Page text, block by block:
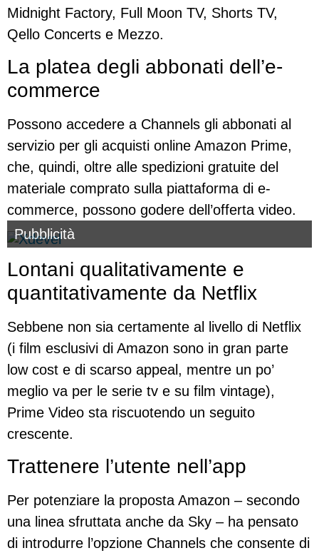
Midnight Factory, Full Moon TV, Shorts TV,
Qello Concerts e Mezzo.
La platea degli abbonati dell’e-
commerce
Possono accedere a Channels gli abbonati al
servizio per gli acquisti online Amazon Prime,
che, quindi, oltre alle spedizioni gratuite del
materiale comprato sulla piattaforma di e-
commerce, possono godere dell’offerta video.
Pubblicità
Lontani qualitativamente e
quantitativamente da Netflix
Sebbene non sia certamente al livello di Netflix
(i film esclusivi di Amazon sono in gran parte
low cost e di scarso appeal, mentre un po’
meglio va per le serie tv e su film vintage),
Prime Video sta riscuotendo un seguito
crescente.
Trattenere l’utente nell’app
Per potenziare la proposta Amazon – secondo
una linea sfruttata anche da Sky – ha pensato
di introdurre l’opzione Channels che consente di